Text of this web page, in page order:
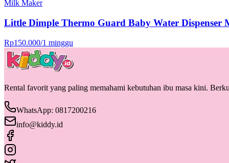
Milk Maker
Little Dimple Thermo Guard Baby Water Dispenser
Rp150.000/1 minggu
Rental favorit yang paling memahami kebutuhan ibu masa kini.
WhatsApp: 0817200216
info@kiddy.id